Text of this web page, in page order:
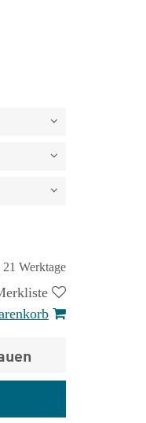
Werktage